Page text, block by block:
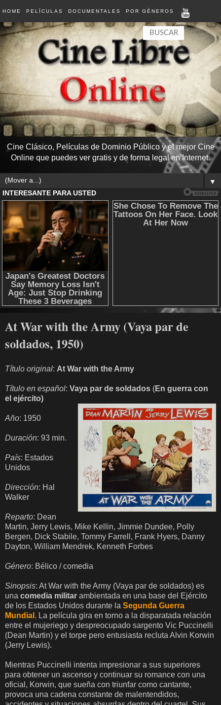
HOME PELÍCULAS DOCUMENTALES POR GÉNEROS
Cine Clásico, Películas de Dominio Público y el mejor Cine
Online que puedes ver gratis y de forma legal en Internet.
▼
At War with the Army (Vaya par de
soldados, 1950)
Título original: At War with the Army
Título en español: Vaya par de soldados (En guerra con
el ejército)
Año: 1950
Duración: 93 min.
País: Estados
Unidos
Dirección: Hal
Walker
Reparto: Dean
Martin, Jerry Lewis, Mike Kellin, Jimmie Dundee, Polly
Bergen, Dick Stabile, Tommy Farrell, Frank Hyers, Danny
Dayton, William Mendrek, Kenneth Forbes
Género: Bélico / comedia
Sinopsis: At War with the Army (Vaya par de soldados) es
una comedia militar ambientada en una base del Ejército
de los Estados Unidos durante la Segunda Guerra
Mundial . La película gira en torno a la disparatada relación
entre el mujeriego y despreocupado sargento Vic Puccinelli
(Dean Martin) y el torpe pero entusiasta recluta Alvin Korwin
(Jerry Lewis).
Mientras Puccinelli intenta impresionar a sus superiores
para obtener un ascenso y continuar su romance con una
oficial, Korwin, que sueña con triunfar como cantante,
provoca una cadena constante de malentendidos,